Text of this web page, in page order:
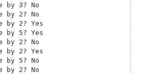
by 3? No
by 2? No
2? Yes
5? Yes
by 2? No
by 2? Yes
by 5? No
by 2? No